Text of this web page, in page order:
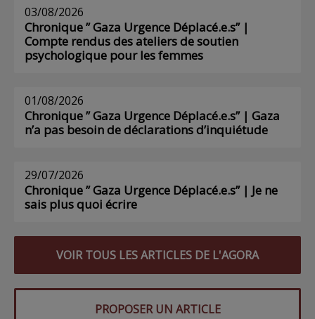
03/08/2026
Chronique ” Gaza Urgence Déplacé.e.s” |
Compte rendus des ateliers de soutien
psychologique pour les femmes
01/08/2026
Chronique ” Gaza Urgence Déplacé.e.s” | Gaza
n’a pas besoin de déclarations d’inquiétude
29/07/2026
Chronique ” Gaza Urgence Déplacé.e.s” | Je ne
sais plus quoi écrire
VOIR TOUS LES ARTICLES DE L'AGORA
PROPOSER UN ARTICLE